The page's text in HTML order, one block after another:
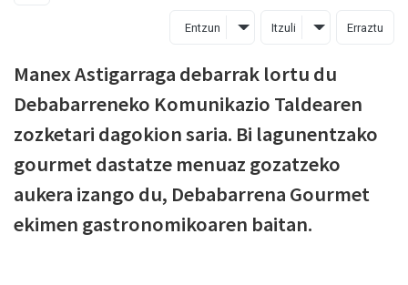
Entzun Itzuli Erraztu
Manex Astigarraga debarrak lortu du
Debabarreneko Komunikazio Taldearen
zozketari dagokion saria. Bi lagunentzako
gourmet dastatze menuaz gozatzeko
aukera izango du, Debabarrena Gourmet
ekimen gastronomikoaren baitan.